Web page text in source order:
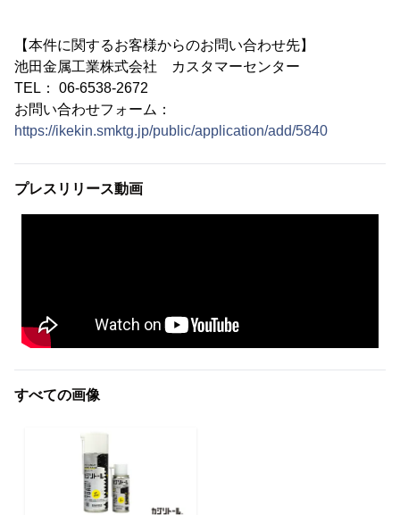
【本件に関するお客様からのお問い合わせ先】
池田金属工業株式会社 カスタマーセンター
TEL： 06-6538-2672
お問い合わせフォーム：
https://ikekin.smktg.jp/public/application/add/5840
プレスリリース動画
すべての画像